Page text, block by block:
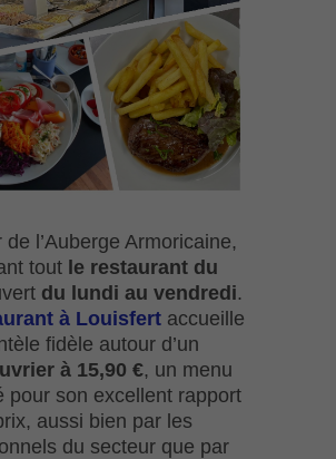
l’Auberge Armoricaine,
tout le restaurant du
du lundi au vendredi.
à Louisfertaccueille
fidèle autour d’un
à 15,90 €, un menu
pour son excellent rapport
aussi bien par les
du secteur que par